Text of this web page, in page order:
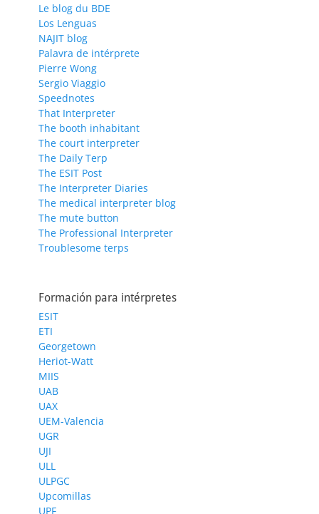
Le blog du BDE
Los Lenguas
NAJIT blog
Palavra de intérprete
Pierre Wong
Sergio Viaggio
Speednotes
That Interpreter
The booth inhabitant
The court interpreter
The Daily Terp
The ESIT Post
The Interpreter Diaries
The medical interpreter blog
The mute button
The Professional Interpreter
Troublesome terps
Formación para intérpretes
ESIT
ETI
Georgetown
Heriot-Watt
MIIS
UAB
UAX
UEM-Valencia
UGR
UJI
ULL
ULPGC
Upcomillas
UPF